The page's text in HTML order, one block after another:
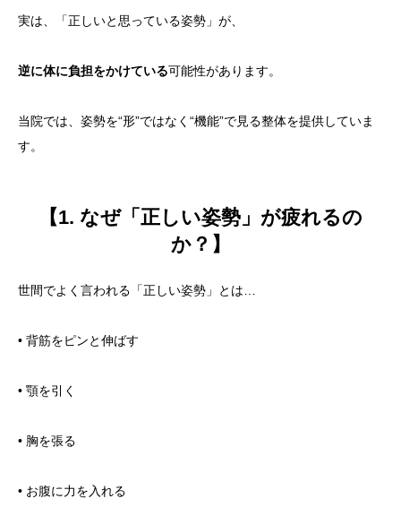
実は、「正しいと思っている姿勢」が、
逆に体に負担をかけている可能性があります。
当院では、姿勢を“形”ではなく“機能”で見る整体を提供していま
す。
【1. なぜ「正しい姿勢」が疲れるの
か？】
世間でよく言われる「正しい姿勢」とは…
• 背筋をピンと伸ばす
• 顎を引く
• 胸を張る
• お腹に力を入れる